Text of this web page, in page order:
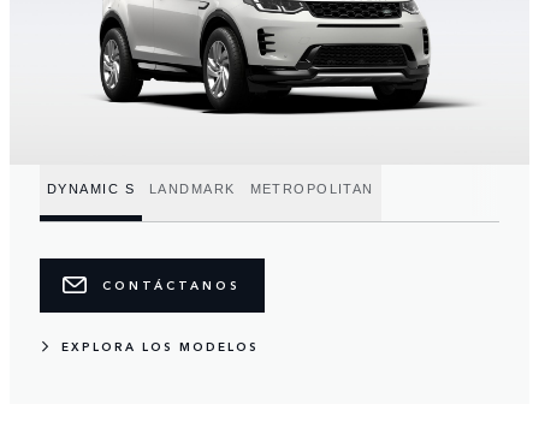
DYNAMIC S LANDMARK METROPOLITAN
CONTÁCTANOS
EXPLORA LOS MODELOS